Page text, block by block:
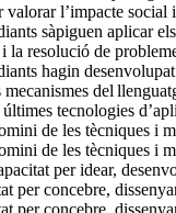
valorar l’impacte social
sàpiguen aplicar
la resolució de
hagin
del
tecnologies
de les tècniques i
de les tècniques i
per idear,
per concebre,
per concebre,